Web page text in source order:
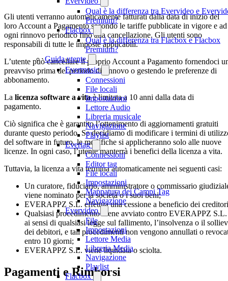
Qual è la differenza tra Evervideo e
Premium?
Flacbox
Qual è la differenza tra Flacbox e Flacbox
Premium?
Guida utente
Evermusic
Connessioni
File locali
Impostazioni
Lettore Audio
Libreria musicale
Navigazione
Playlist
Evertag
Connessioni
Editor tag
File locali
Impostazioni
Mappatura dei Campi Tag
Navigazione
Evervideo
File
Impostazioni
Lettore Media
Libreria Media
Navigazione
Playlist
Flacbox
Gli utenti verranno automaticamente fatturati dalla data di inizio del
loro Account a Pagamento secondo le tariffe pubblicate in vigore e ad
ogni rinnovo periodico fino alla cancellazione. Gli utenti sono
responsabili di tutte le imposte applicabili.
L’utente può cancellare il proprio Account a Pagamento fornendoci
preavviso prima del periodo di rinnovo o gestendo le preferenze di
abbonamento.
La licenza software a vitaè limitata a 10 anni dalla data di
pagamento.
Ciò significa che è garantito l’ottenimento di aggiornamenti gratuiti
durante questo periodo. Se decidiamo di modificare i termini di
del software in futuro, le modifiche si applicheranno solo alle nuove
licenze. In ogni caso, l’utente manterrà i benefici della licenza a vita.
Tuttavia, la licenza a vita termina automaticamente nei seguenti casi:
Un curatore, fiduciario, amministratore o commissario
viene nominato per la società o i suoi beni;
EVERAPPZ S.L. effettua una cessione a beneficio dei
Qualsiasi procedimento viene avviato contro EVERAPPZ S.L.
ai sensi di qualsiasi legge sul fallimento, l’insolvenza o il
dei debitori, e tali procedimenti non vengono annullati o
entro 10 giorni;
EVERAPPZ S.L. viene liquidata o sciolta.
Pagamenti e Rimborsi